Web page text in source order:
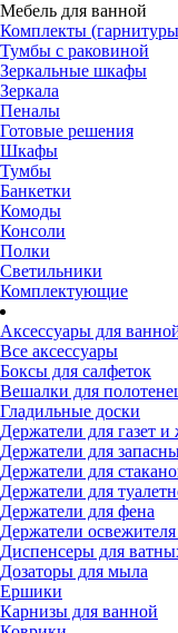
Мебель для ванной
Комплекты
Тумбы с раковиной
Зеркальные шкафы
Зеркала
Пеналы
Готовые решения
Шкафы
Тумбы
Банкетки
Комоды
Консоли
Полки
Светильники
Комплектующие
Аксессуары для
Все аксессуары
Боксы для салфеток
Вешалки для
Гладильные доски
Держатели для газет и
Держатели для
Держатели для
Держатели для
Держатели для фена
Держатели освежителя
Диспенсеры для
Дозаторы для мыла
Ершики
Карнизы для ванной